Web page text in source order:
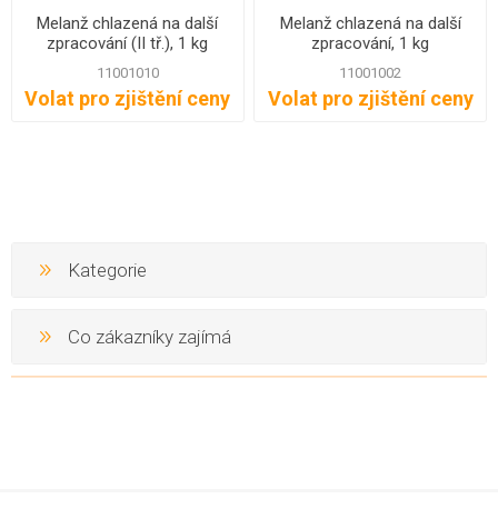
Melanž chlazená na další
zpracování (II tř.), 1 kg
11001010
Volat pro zjištění ceny
Melanž chlazená na další
zpracování, 1 kg
11001002
Volat pro zjištění ceny
Kategorie
Co zákazníky zajímá